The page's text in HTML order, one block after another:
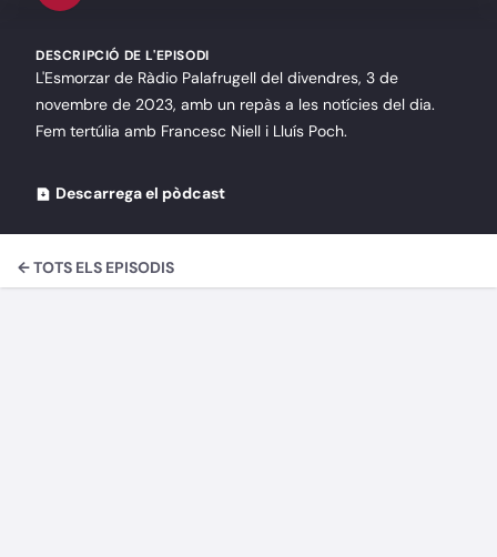
DESCRIPCIÓ DE L'EPISODI
L'Esmorzar de Ràdio Palafrugell del divendres, 3 de
novembre de 2023, amb un repàs a les notícies del dia.
Fem tertúlia amb Francesc Niell i Lluís Poch.
Descarrega el pòdcast
← TOTS ELS EPISODIS